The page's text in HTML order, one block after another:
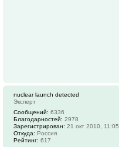
nuclear launch detected
Эксперт
Сообщений: 6336
Благодарностей: 2978
Зарегистрирован: 21 окт 2010, 11:05
Откуда: Россия
Рейтинг: 617